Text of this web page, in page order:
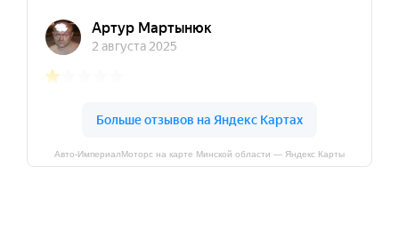
Авто-ИмпериалМоторс на карте Минской области — Яндекс Карты